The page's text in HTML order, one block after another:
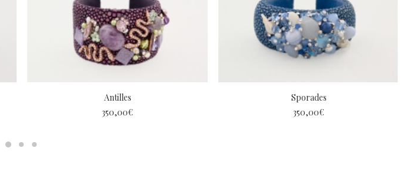
Antilles
350,00€
Sporades
350,00€